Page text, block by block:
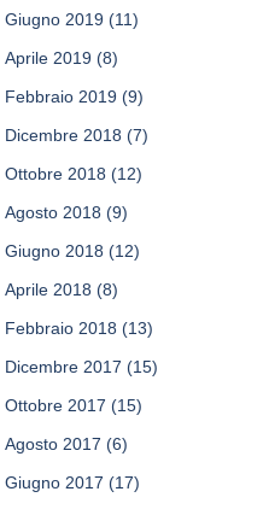
Giugno 2019 (11)
Aprile 2019 (8)
Febbraio 2019 (9)
Dicembre 2018 (7)
Ottobre 2018 (12)
Agosto 2018 (9)
Giugno 2018 (12)
Aprile 2018 (8)
Febbraio 2018 (13)
Dicembre 2017 (15)
Ottobre 2017 (15)
Agosto 2017 (6)
Giugno 2017 (17)